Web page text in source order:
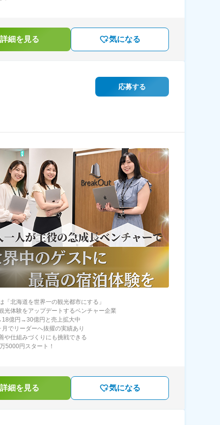
細を見る 気になる
応募する
「北海道を世界一の観光都市にする」
光体験をアップデートするベンチャー企業
億円→30億円と売上拡大中
でリーダーへ抜擢の実績あり
や仕組みづくりにも挑戦できる
5000円スタート！
細を見る 気になる